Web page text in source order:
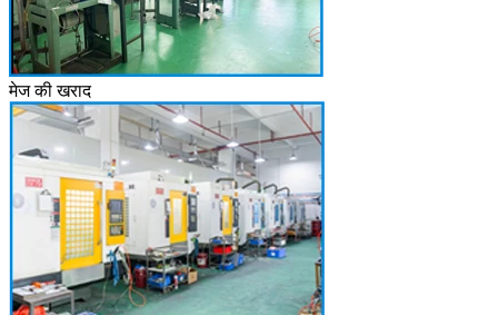
मेज की खराद